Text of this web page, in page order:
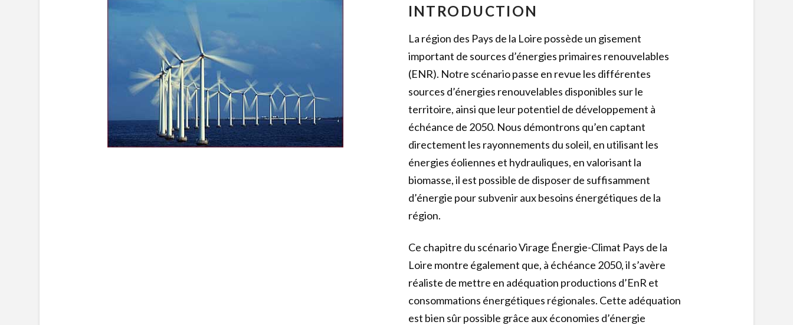
INTRODUCTION
La région des Pays de la Loire possède un gisement
important de sources d’énergies primaires renouvelables
(ENR). Notre scénario passe en revue les différentes
sources d’énergies renouvelables disponibles sur le
territoire, ainsi que leur potentiel de développement à
échéance de 2050. Nous démontrons qu’en captant
directement les rayonnements du soleil, en utilisant les
énergies éoliennes et hydrauliques, en valorisant la
biomasse, il est possible de disposer de suffisamment
d’énergie pour subvenir aux besoins énergétiques de la
région.
Ce chapitre du scénario Virage Énergie-Climat Pays de la
Loire montre également que, à échéance 2050, il s’avère
réaliste de mettre en adéquation productions d’EnR et
consommations énergétiques régionales. Cette adéquation
est bien sûr possible grâce aux économies d’énergie